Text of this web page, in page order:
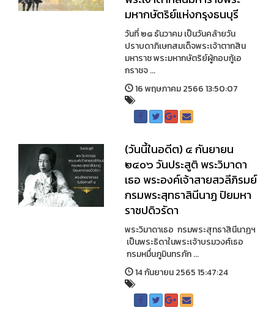
มหากษัตริย์แห่งกรุงธนบุรี
วันที่ ๒๘ ธันวาคม เป็นวันคล้ายวัน
ปราบดาภิเษกสมเด็จพระเจ้าตากสิน
มหาราช พระมหากษัตริย์ผู้กอบกู้เอ
กราชจ ...
16 พฤษภาคม 2566 13:50:07
(วันนี้ในอดีต) ๔ กันยายน
๒๔๐๖ วันประสูติ พระวิมาดา
เธอ พระองค์เจ้าสายสวลีภิรมย์
กรมพระสุทธาสินีนาฏ ปิยมหา
ราชปดิวรัดา
พระวิมาดาเธอ กรมพระสุทธาสินีนาฏฯ
เป็นพระธิดาในพระเจ้าบรมวงศ์เธอ
กรมหมื่นภูมินทรภัก ...
14 กันยายน 2565 15:47:24